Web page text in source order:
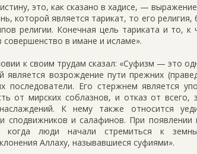
это, как сказано в хадисе, —
которой является тарикат, то его
религии. Конечная цель тариката и то,
совершенство в имане и исламе».
к своим трудам сказал: «Суфизм — это
является возрождение пути прежних
последователи. Его стержнем является
от мирских соблазнов, и отказ от
К нему также относится
сподвижников и салафинов. При
когда люди начали стремиться к
Аллаху, называвшиеся суфиями».